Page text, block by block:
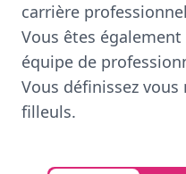
carrière
Vous êtes
équipe de
Vous définissez vous
filleuls.